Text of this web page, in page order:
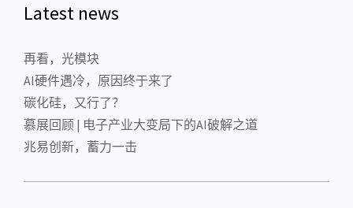
Latest news
再看，光模块
AI硬件遇冷，原因终于来了
碳化硅，又行了？
慕展回顾 | 电子产业大变局下的AI破解之道
兆易创新，蓄力一击